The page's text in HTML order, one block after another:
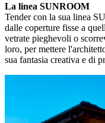
La linea SUNROOM
Tender con la sua linea
dalle coperture fisse a
vetrate pieghevoli o
loro, per mettere
sua fantasia creativa e di